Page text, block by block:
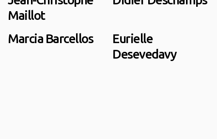
Maillot
Marcia Barcellos
Eurielle
Desevedavy